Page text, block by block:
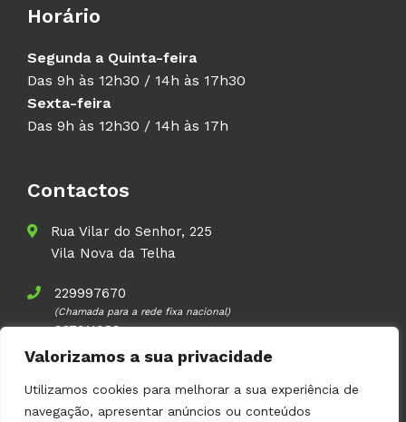
Valorizamos a sua privacidade
Utilizamos cookies para melhorar a sua experiência de
navegação, apresentar anúncios ou conteúdos
Horário
Segunda a Quinta-feira
Das 9h às 12h30 / 14h às 17h30
Sexta-feira
Das 9h às 12h30 / 14h às 17h
Contactos
Rua Vilar do Senhor, 225
Vila Nova da Telha
229997670
(Chamada para a rede fixa nacional)
937911083
(Chamada para a rede móvel nacional)
geral@volupal.pt